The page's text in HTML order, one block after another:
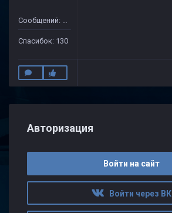
Сообщений: 632
Спасибок: 130
Авторизация
Войти на сайт
Войти через ВК